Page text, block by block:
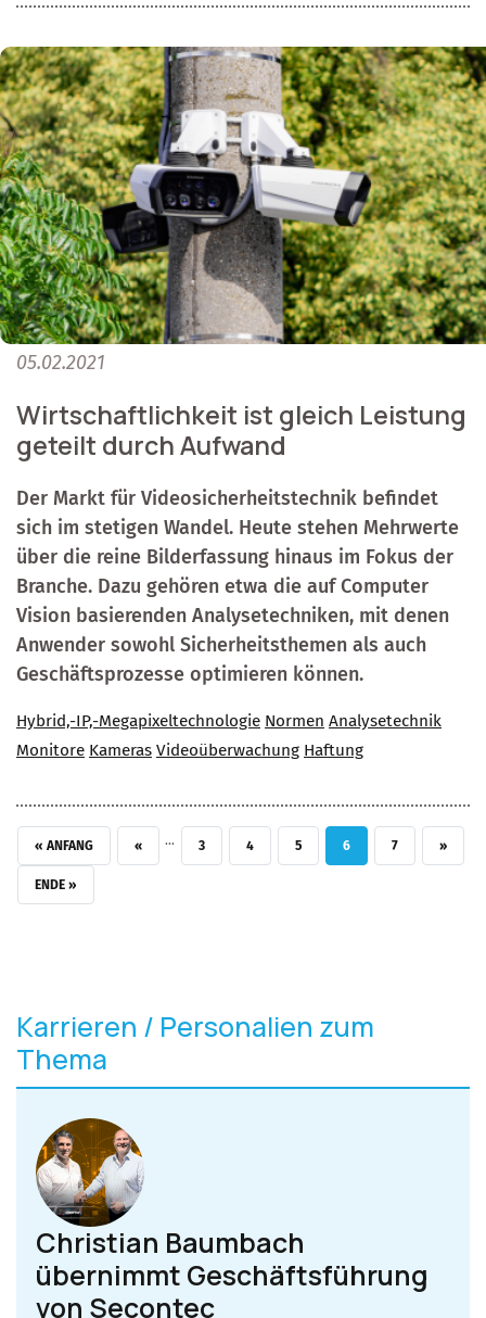
05.02.2021
Wirtschaftlichkeit ist gleich Leistung
geteilt durch Aufwand
Der Markt für Videosicherheitstechnik befindet
sich im stetigen Wandel. Heute stehen Mehrwerte
über die reine Bilderfassung hinaus im Fokus der
Branche. Dazu gehören etwa die auf Computer
Vision basierenden Analysetechniken, mit denen
Anwender sowohl Sicherheitsthemen als auch
Geschäftsprozesse optimieren können.
Hybrid,-IP,-Megapixeltechnologie Normen Analysetechnik
Monitore Kameras Videoüberwachung Haftung
ERSTE SEITE
« ANFANG VORHERIGE SEITE
‹‹ … SEITE
3 SEITE
4 SEITE
5 AKTUELLE SEITE
6 SEITE
7 ››
LETZTE SEITE
ENDE »
Karrieren / Personalien zum
Thema
Christian Baumbach
übernimmt Geschäftsführung
von Secontec